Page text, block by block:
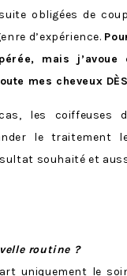
obligées de
d’expérience.
mais
mes cheveux
les coiffeuses
le traitement
souhaité et
routine ?
uniquement le